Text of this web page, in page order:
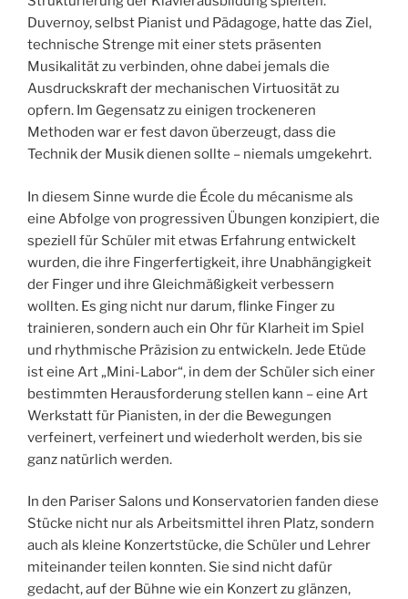
Duvernoy, selbst Pianist und Pädagoge, hatte das Ziel,
technische Strenge mit einer stets präsenten
Musikalität zu verbinden, ohne dabei jemals die
Ausdruckskraft der mechanischen Virtuosität zu
opfern. Im Gegensatz zu einigen trockeneren
Methoden war er fest davon überzeugt, dass die
Technik der Musik dienen sollte – niemals umgekehrt.
In diesem Sinne wurde die École du mécanisme als
eine Abfolge von progressiven Übungen konzipiert, die
speziell für Schüler mit etwas Erfahrung entwickelt
wurden, die ihre Fingerfertigkeit, ihre Unabhängigkeit
der Finger und ihre Gleichmäßigkeit verbessern
wollten. Es ging nicht nur darum, flinke Finger zu
trainieren, sondern auch ein Ohr für Klarheit im Spiel
und rhythmische Präzision zu entwickeln. Jede Etüde
ist eine Art „Mini-Labor“, in dem der Schüler sich einer
bestimmten Herausforderung stellen kann – eine Art
Werkstatt für Pianisten, in der die Bewegungen
verfeinert, verfeinert und wiederholt werden, bis sie
ganz natürlich werden.
In den Pariser Salons und Konservatorien fanden diese
Stücke nicht nur als Arbeitsmittel ihren Platz, sondern
auch als kleine Konzertstücke, die Schüler und Lehrer
miteinander teilen konnten. Sie sind nicht dafür
gedacht, auf der Bühne wie ein Konzert zu glänzen,